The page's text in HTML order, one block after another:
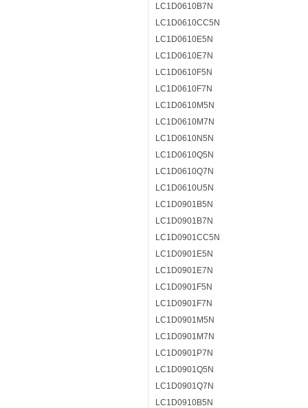
LC1D0610B7N
LC1D0610CC5N
LC1D0610E5N
LC1D0610E7N
LC1D0610F5N
LC1D0610F7N
LC1D0610M5N
LC1D0610M7N
LC1D0610N5N
LC1D0610Q5N
LC1D0610Q7N
LC1D0610U5N
LC1D0901B5N
LC1D0901B7N
LC1D0901CC5N
LC1D0901E5N
LC1D0901E7N
LC1D0901F5N
LC1D0901F7N
LC1D0901M5N
LC1D0901M7N
LC1D0901P7N
LC1D0901Q5N
LC1D0901Q7N
LC1D0910B5N